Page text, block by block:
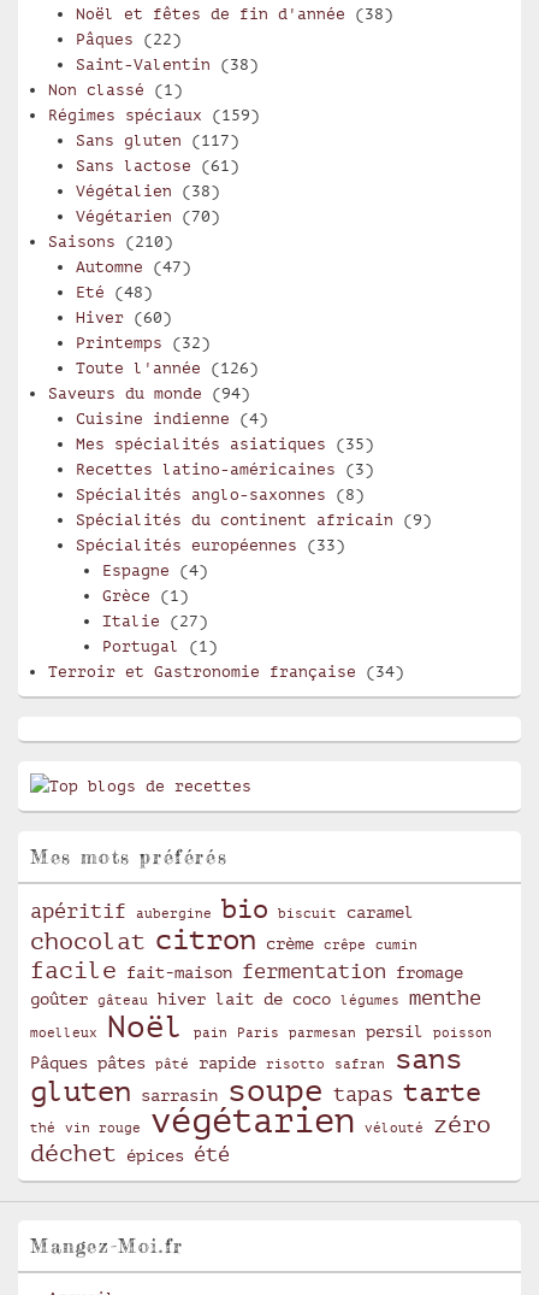
Noël et fêtes de fin d'année (38)
Pâques (22)
Saint-Valentin (38)
Non classé (1)
Régimes spéciaux (159)
Sans gluten (117)
Sans lactose (61)
Végétalien (38)
Végétarien (70)
Saisons (210)
Automne (47)
Eté (48)
Hiver(60)
Printemps (32)
Toute l'année (126)
Saveurs du monde (94)
Cuisine indienne (4)
Mes spécialités asiatiques (35)
Recettes latino-américaines (3)
Spécialités anglo-saxonnes (8)
Spécialités du continent africain (9)
Spécialités européennes (33)
Espagne (4)
Grèce (1)
Italie (27)
Portugal
(1)
Terroir et Gastronomie française (34)
Mes mots préférés
apéritif aubergine bio biscuit caramel
chocolat citron crème crêpe cumin
facile fait-maison fermentation
fromage
goûter
gâteau hiver lait de coco légumes menthe
moelleux Noël pain Paris parmesan persil poisson
Pâques pâtes pâté rapide risotto safran
sans
gluten
sarrasin soupe tapas tarte
thé vin rouge végétarien vélouté
zéro
déchet
épices été
Mangez-Moi.fr